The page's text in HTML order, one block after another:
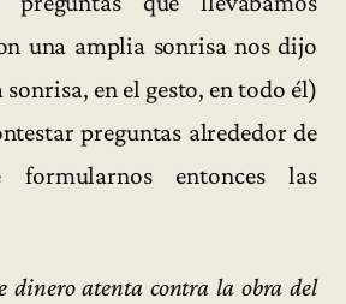
una amplia sonrisa nos dijo
en el gesto, en todo él)
preguntas alrededor de
entonces las
dinero atenta contra la obra del